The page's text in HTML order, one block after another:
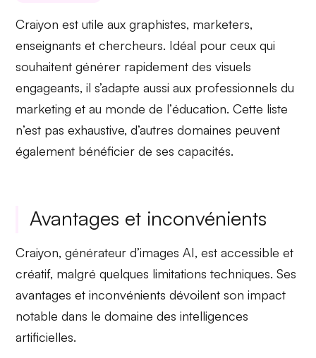
Craiyon est utile auxgraphistes, marketers,
enseignants etchercheurs. Idéal pour ceux qui
souhaitent générer rapidement des visuels
engageants, il s’adapte aussi aux professionnels du
marketing et au monde de l’éducation. Cette liste
n’est pas exhaustive, d’autres domaines peuvent
également bénéficier de ses capacités.
Avantages et inconvénients
Craiyon, générateur d’images AI, est accessible et
créatif, malgré quelques limitations techniques. Ses
avantages et inconvénients dévoilent son impact
notable dans le domaine des intelligences
artificielles.